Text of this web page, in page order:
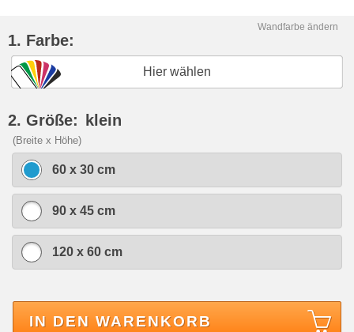
Wandfarbe ändern
1. Farbe:
Hier wählen
2. Größe: klein
(Breite x Höhe)
60 x 30 cm
90 x 45 cm
120 x 60 cm
IN DEN WARENKORB